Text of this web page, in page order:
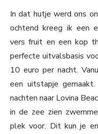
In dat hutje werd ons
ochtend kreeg ik een
vers fruit en een kop
perfecte uitvalsbasis
10 euro per nacht.
een uitstapje
nachten naar Lovina
in de zee zien
plek voor. Dit kun je